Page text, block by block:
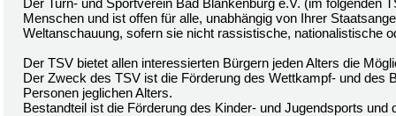
Der Turn- und Sportverein Bad Blankenburg e.V. (im folgenden
Menschen und ist offen für alle, unabhängig von Ihrer
Weltanschauung, sofern sie nicht rassistische, nationalistische
Der TSV bietet allen interessierten Bürgern jeden Alters die
Der Zweck des TSV ist die Förderung des Wettkampf- und des
Personen jeglichen Alters.
Bestandteil ist die Förderung des Kinder- und Jugendsports und